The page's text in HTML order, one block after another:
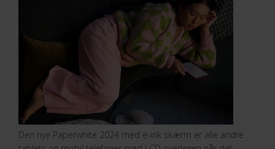
Den nye Paperwhite 2024 med e-ink skærm er alle andre